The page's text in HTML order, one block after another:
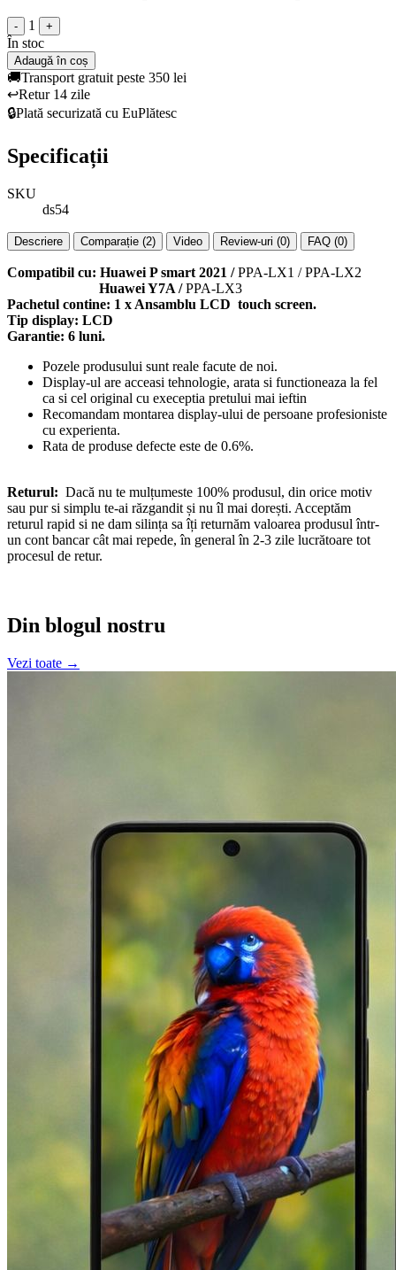
- 1 +
În stoc
Adaugă în coș
🚚Transport gratuit peste 350 lei
↩️Retur 14 zile
🔒Plată securizată cu EuPlătesc
Specificații
SKU
ds54
Descriere Comparație (2) Video Review-uri (0) FAQ (0)
Compatibil cu: Huawei P smart 2021 /PPA-LX1 / PPA-LX2
Huawei Y7A /PPA-LX3
Pachetul contine: 1 x Ansamblu LCD touch screen.
Tip display: LCD
Garantie: 6 luni.
Pozele produsului sunt reale facute de noi.
Display-ul are acceasi tehnologie, arata si functioneaza la fel
ca si cel original cu execeptia pretului mai ieftin
Recomandam montarea display-ului de persoane profesioniste
cu experienta.
Rata de produse defecte este de 0.6%.
Returul: Dacă nu te mulțumeste 100% produsul, din orice motiv
sau pur si simplu te-ai răzgandit și nu îl mai dorești. Acceptăm
returul rapid si ne dam silința sa îți returnăm valoarea produsul într-
un cont bancar cât mai repede, în general în 2-3 zile lucrătoare tot
procesul de retur.
Din blogul nostru
Vezi toate →